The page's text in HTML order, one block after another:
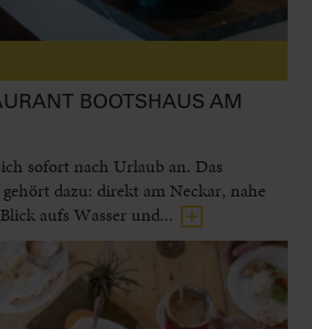
BOOTSHAUS AM
sofort nach Urlaub an. Das
dazu: direkt am Neckar, nahe
aufs Wasser und...